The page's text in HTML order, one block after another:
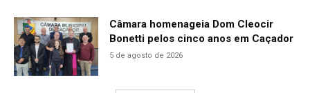
Câmara homenageia Dom Cleocir
Bonetti pelos cinco anos em Caçador
5 de agosto de 2026